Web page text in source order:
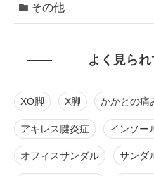
その他
よく見ら
XO脚 X脚 かかとの痛
アキレス腱炎症 インソー
オフィスサンダル サンダ